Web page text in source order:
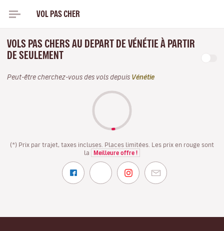
VOL PAS CHER
VOLS PAS CHERS AU DEPART DE VÉNÉTIE À PARTIR
DE SEULEMENT
Peut-être cherchez-vous des vols depuis Vénétie
(*) Prix par trajet, taxes incluses. Places limitées. Les prix en rouge sont
la
Meilleure offre !